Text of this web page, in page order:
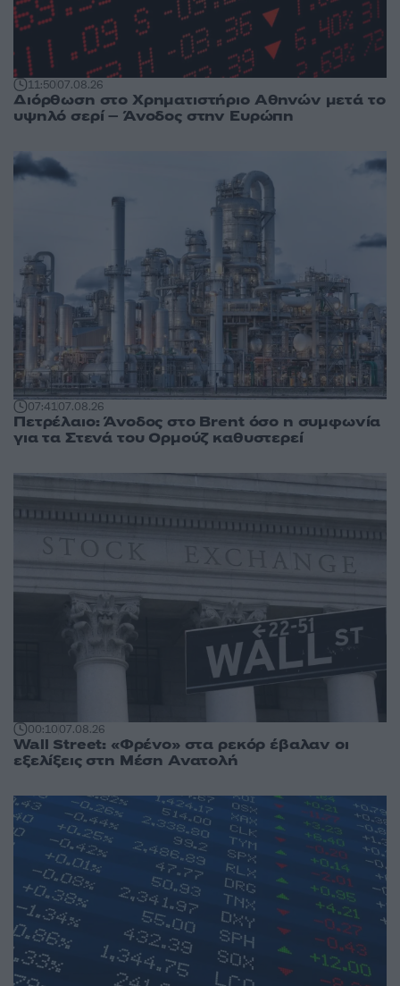
11:5007.08.26
Διόρθωση στο Χρηματιστήριο Αθηνών μετά το
υψηλό σερί – Άνοδος στην Ευρώπη
07:4107.08.26
Πετρέλαιο: Άνοδος στο Brent όσο η συμφωνία
για τα Στενά του Ορμούζ καθυστερεί
00:1007.08.26
Wall Street: «Φρένο» στα ρεκόρ έβαλαν οι
εξελίξεις στη Μέση Ανατολή